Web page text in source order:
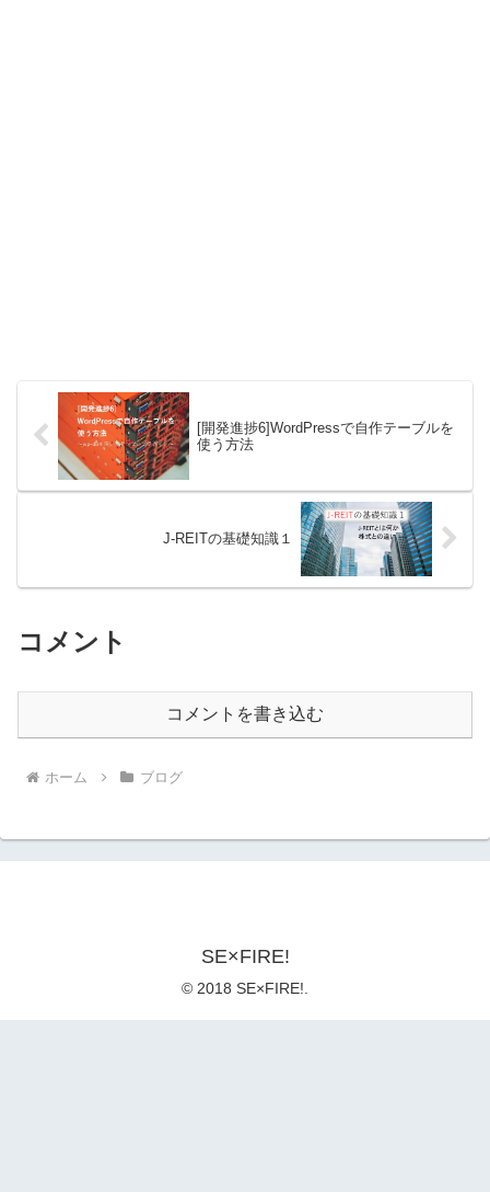
[開発進捗6]WordPressで自作テーブルを
使う方法
J-REITの基礎知識１
コメント
コメントを書き込む
ホーム ブログ
SE×FIRE!
© 2018 SE×FIRE!.